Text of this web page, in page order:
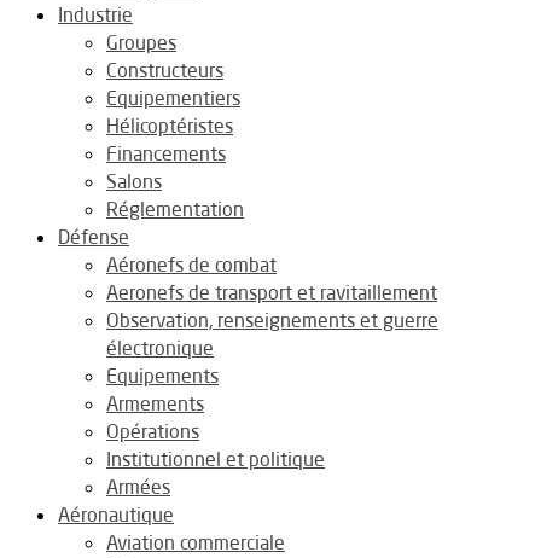
Industrie
Groupes
Constructeurs
Equipementiers
Hélicoptéristes
Financements
Salons
Réglementation
Défense
Aéronefs de combat
Aeronefs de transport et ravitaillement
Observation, renseignements et guerre
électronique
Equipements
Armements
Opérations
Institutionnel et politique
Armées
Aéronautique
Aviation commerciale